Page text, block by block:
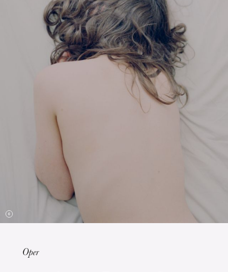
Die OnR mit euch
Führungen durch die Oper
Oper